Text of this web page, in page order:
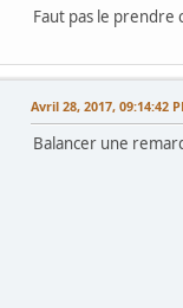
Faut pas le prendre
Avril 28, 2017, 09:14:42
Balancer une